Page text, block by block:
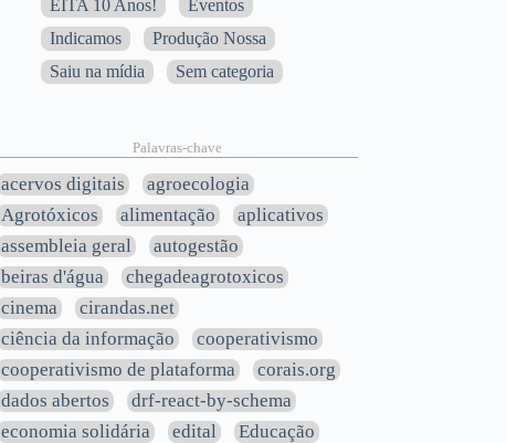
EITA 10 Anos!
Eventos
Indicamos
Produção Nossa
Saiu na mídia
Sem categoria
Palavras-chave
acervos digitais
agroecologia
Agrotóxicos
alimentação
aplicativos
assembleia geral
autogestão
beiras d'água
chegadeagrotoxicos
cinema
cirandas.net
ciência da informação
cooperativismo
cooperativismo de plataforma
corais.org
dados abertos
drf-react-by-schema
economia solidária
edital
Educação